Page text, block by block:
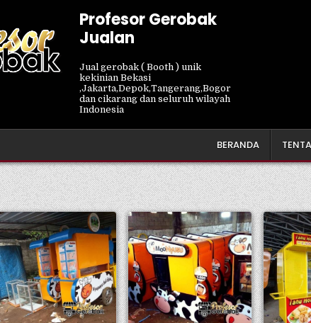
Profesor Gerobak
Jualan
Jual gerobak ( Booth ) unik
kekinian Bekasi
,Jakarta,Depok,Tangerang,Bogor
dan cikarang dan seluruh wilayah
Indonesia
BERANDA